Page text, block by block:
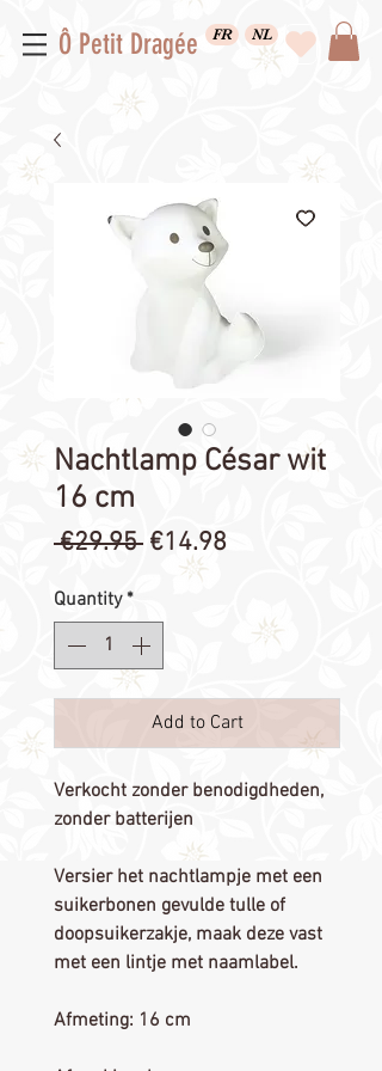
Ô Petit Dragée FR NL
Nachtlamp César wit
16 cm
€29.95 Regular
Price
€14.98Sale
Quantity *
Add to Cart
Verkocht zonder benodigdheden,
zonder batterijen
Versier het nachtlampje met een
suikerbonen gevulde tulle of
doopsuikerzakje, maak deze vast
met een lintje met naamlabel.
Afmeting: 16 cm